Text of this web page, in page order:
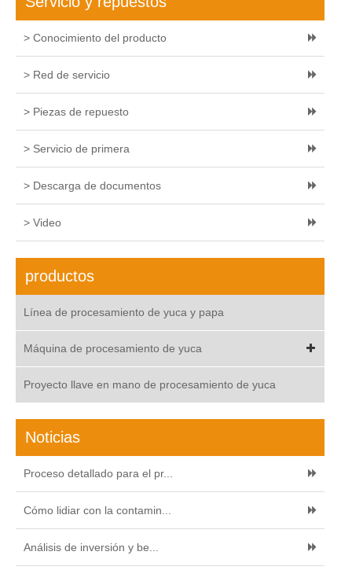
> Conocimiento del producto
> Red de servicio
> Piezas de repuesto
> Servicio de primera
> Descarga de documentos
> Video
productos
Línea de procesamiento de yuca y papa
Máquina de procesamiento de yuca
Proyecto llave en mano de procesamiento de yuca
Noticias
Proceso detallado para el pr...
Cómo lidiar con la contamin...
Análisis de inversión y be...